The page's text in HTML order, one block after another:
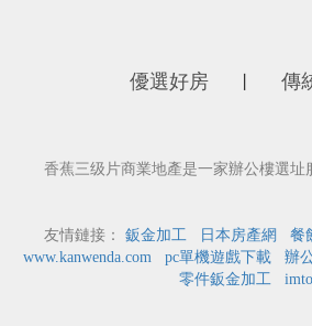
優選好房 傳
香蕉三级片商業地產是一家辦公樓選址服
友情鏈接： 鈑金加工 日本房產網 餐
www.kanwenda.com
pc單機遊戲下載 辦
零件鈑金加工